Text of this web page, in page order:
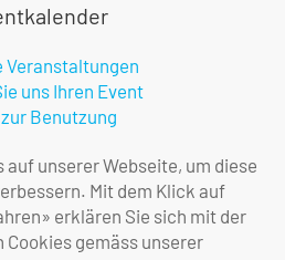
Veranstaltungen
uns Ihren Event
Benutzung
Firma
auf unserer Webseite, um diese
Mit dem Klick auf
erklären Sie sich mit der
Cookies gemäss unserer